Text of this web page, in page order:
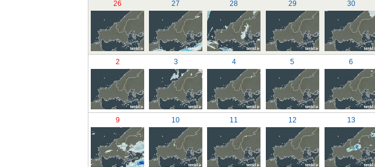
26
27 28 29 30
2 3 4 5 6
9 10 11 12 13